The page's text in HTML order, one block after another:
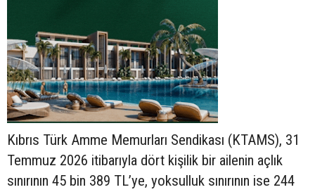
Kıbrıs Türk Amme Memurları Sendikası (KTAMS), 31
Temmuz 2026 itibarıyla dört kişilik bir ailenin açlık
sınırının 45 bin 389 TL’ye, yoksulluk sınırının ise 244